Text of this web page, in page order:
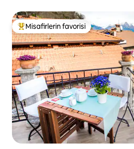
Misafirlerin favorilerinden en
Misafirlerin favorisi